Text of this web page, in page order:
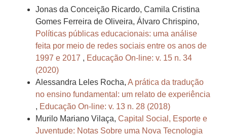
Jonas da Conceição Ricardo, Camila Cristina
Gomes Ferreira de Oliveira, Álvaro Chrispino,
Políticas públicas educacionais: uma análise
feita por meio de redes sociais entre os anos de
1997 e 2017 , Educação On-line: v. 15 n. 34
(2020)
Alessandra Leles Rocha, A prática da tradução
no ensino fundamental: um relato de experiência
, Educação On-line: v. 13 n. 28 (2018)
Murilo Mariano Vilaça, Capital Social, Esporte e
Juventude: Notas Sobre uma Nova Tecnologia